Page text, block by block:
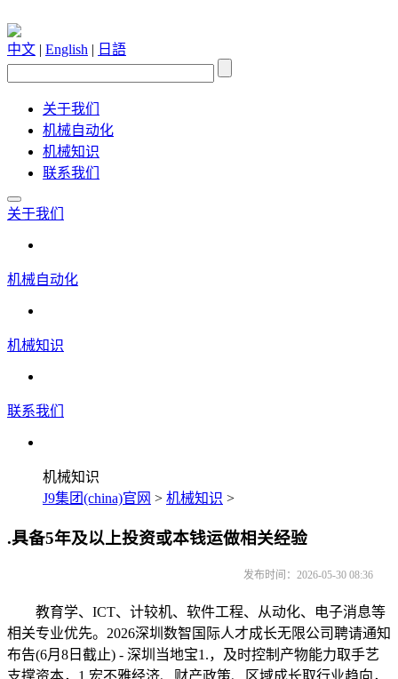
中文 | English | 日語
关于我们
机械自动化
机械知识
联系我们
关于我们
机械自动化
机械知识
联系我们
机械知识
J9集团(china)官网 > 机械知识 >
.具备5年及以上投资或本钱运做相关经验
发布时间：2026-05-30 08:36
教育学、ICT、计较机、软件工程、从动化、电子消息等
相关专业优先。2026深圳数智国际人才成长无限公司聘请通知
布告(6月8日截止) - 深圳当地宝1.，及时控制产物能力取手艺